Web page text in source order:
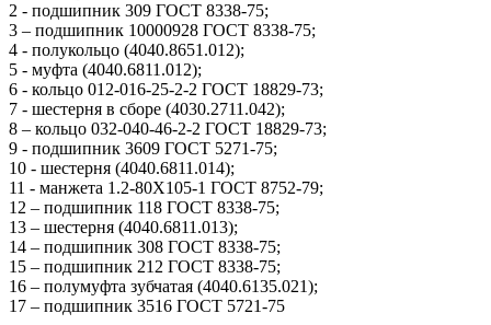
2 - подшипник 309 ГОСТ 8338-75;
3 – подшипник 10000928 ГОСТ 8338-75;
4 - полукольцо (4040.8651.012);
5 - муфта (4040.6811.012);
6 - кольцо 012-016-25-2-2 ГОСТ 18829-73;
7 - шестерня в сборе (4030.2711.042);
8 – кольцо 032-040-46-2-2 ГОСТ 18829-73;
9 - подшипник 3609 ГОСТ 5271-75;
10 - шестерня (4040.6811.014);
11 - манжета 1.2-80Х105-1 ГОСТ 8752-79;
12 – подшипник 118 ГОСТ 8338-75;
13 – шестерня (4040.6811.013);
14 – подшипник 308 ГОСТ 8338-75;
15 – подшипник 212 ГОСТ 8338-75;
16 – полумуфта зубчатая (4040.6135.021);
17 – подшипник 3516 ГОСТ 5721-75